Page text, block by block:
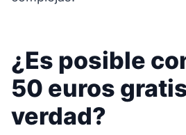
¿Es posible
50 euros
verdad?